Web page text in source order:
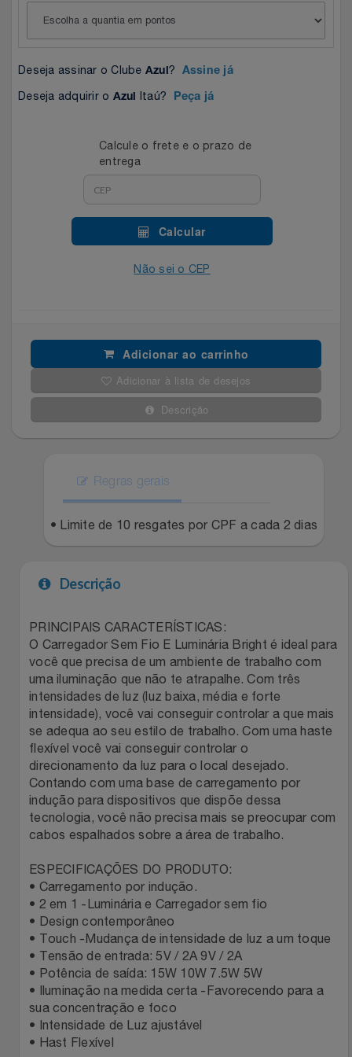
Cozinha
Eletrodomésticos
Eletroportáteis
Ferramentas
Informática
Jogos E Consoles
Malas E Mochilas
Mercado
Móveis
Notebooks E Tablet
Óculos
Papelaria
Páscoa
Perfumaria
Perfume
Perfumes
Extra
Jbl
Loccitane Au Bresil
Meu Resgate Favorito
Mondial
Mormaii
Multi
Natura
Netshoes
Oster
Perfumes & Cosméticos
Ponto Frio
Portal Das Malas
Porto Brasil
Renner
Safe – Escola De Aviação
Individual
Natura
Pet Love Saúde
Pontos Por Opiniões
Portal Das Malas
Renner
Sams Club
Topstore
Deseja assinar o Clube Azul ? Assine já
Deseja adquirir o Azul Itaú? Peça já
Calcule o frete e o prazo de
entrega
Calcular
Não sei o CEP
Adicionar ao carrinho
Adicionar à lista de desejos
Descrição
Regras gerais
• Limite de 10 resgates por CPF a cada 2 dias
Descrição
PRINCIPAIS CARACTERÍSTICAS:
O Carregador Sem Fio E Luminária Bright é ideal para
você que precisa de um ambiente de trabalho com
uma iluminação que não te atrapalhe. Com três
intensidades de luz (luz baixa, média e forte
intensidade), você vai conseguir controlar a que mais
se adequa ao seu estilo de trabalho. Com uma haste
flexível você vai conseguir controlar o
direcionamento da luz para o local desejado.
Contando com uma base de carregamento por
indução para dispositivos que dispõe dessa
tecnologia, você não precisa mais se preocupar com
cabos espalhados sobre a área de trabalho.
ESPECIFICAÇÕES DO PRODUTO:
• Carregamento por indução.
• 2 em 1 -Luminária e Carregador sem fio
• Design contemporâneo
• Touch -Mudança de intensidade de luz a um toque
• Tensão de entrada: 5V / 2A 9V / 2A
• Potência de saída: 15W 10W 7.5W 5W
• Iluminação na medida certa -Favorecendo para a
sua concentração e foco
• Intensidade de Luz ajustável
• Hast Flexível